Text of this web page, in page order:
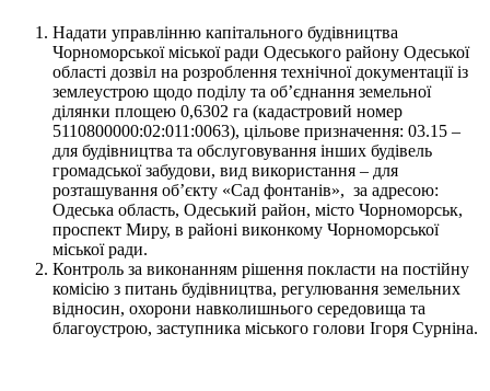
Надати управлінню капітального будівництва
Чорноморської міської ради Одеського району Одеської
області дозвіл на розроблення технічної документації із
землеустрою щодо поділу та об’єднання земельної
ділянки площею 0,6302 га (кадастровий номер
5110800000:02:011:0063), цільове призначення: 03.15 –
для будівництва та обслуговування інших будівель
громадської забудови, вид використання – для
розташування об’єкту «Сад фонтанів», за адресою:
Одеська область, Одеський район, місто Чорноморськ,
проспект Миру, в районі виконкому Чорноморської
міської ради.
Контроль за виконанням рішення покласти на постійну
комісію з питань будівництва, регулювання земельних
відносин, охорони навколишнього середовища та
благоустрою, заступника міського голови Ігоря Сурніна.